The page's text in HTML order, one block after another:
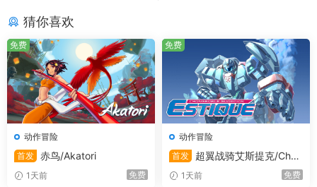
猜你喜欢
动作冒险
首发 赤鸟/Akatori
1天前 免费
免费
动作冒险
首发
超翼战骑艾斯提克/Chan
geable Guardian ESTIQUE
1天前 免费
免费